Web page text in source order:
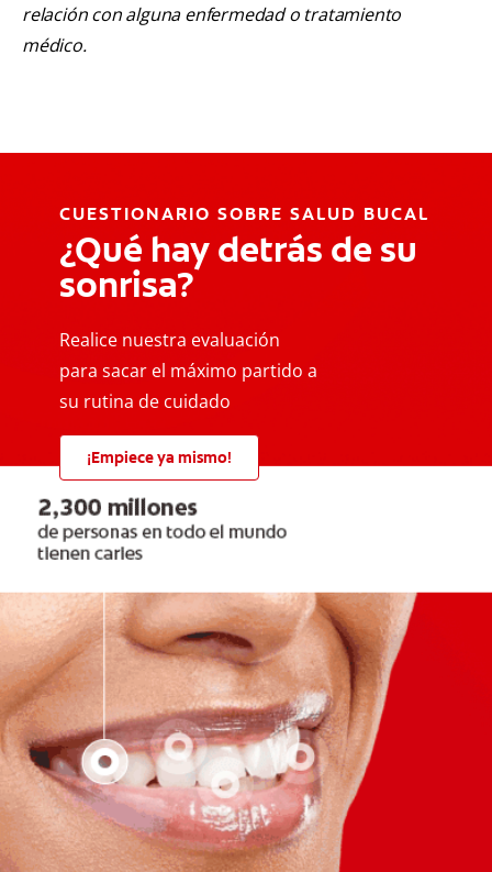
relación con alguna enfermedad o tratamiento
médico.
CUESTIONARIO SOBRE SALUD BUCAL
¿Qué hay detrás de su
sonrisa?
Realice nuestra evaluación
para sacar el máximo partido a
su rutina de cuidado
¡Empiece ya mismo!